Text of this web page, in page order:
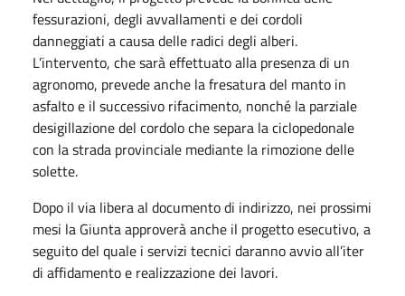
fessurazioni, degli avvallamenti e dei cordoli
danneggiati a causa delle radici degli alberi.
L’intervento, che sarà effettuato alla presenza di un
agronomo, prevede anche la fresatura del manto in
asfalto e il successivo rifacimento, nonché la parziale
desigillazione del cordolo che separa la ciclopedonale
con la strada provinciale mediante la rimozione delle
solette.
Dopo il via libera al documento di indirizzo, nei prossimi
mesi la Giunta approverà anche il progetto esecutivo, a
seguito del quale i servizi tecnici daranno avvio all’iter
di affidamento e realizzazione dei lavori.